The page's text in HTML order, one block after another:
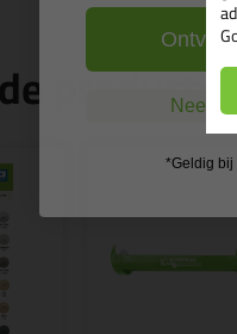
Nee, ik
*Geldig bij